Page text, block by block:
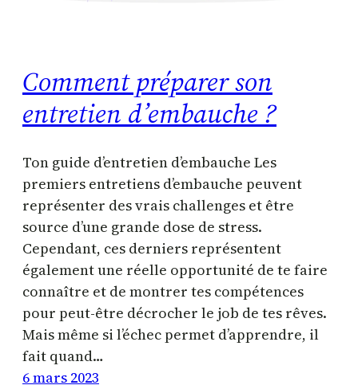
Comment préparer son
entretien d’embauche ?
Ton guide d’entretien d’embauche Les
premiers entretiens d’embauche peuvent
représenter des vrais challenges et être
source d’une grande dose de stress.
Cependant, ces derniers représentent
également une réelle opportunité de te faire
connaître et de montrer tes compétences
pour peut-être décrocher le job de tes rêves.
Mais même si l’échec permet d’apprendre, il
fait quand…
6 mars 2023